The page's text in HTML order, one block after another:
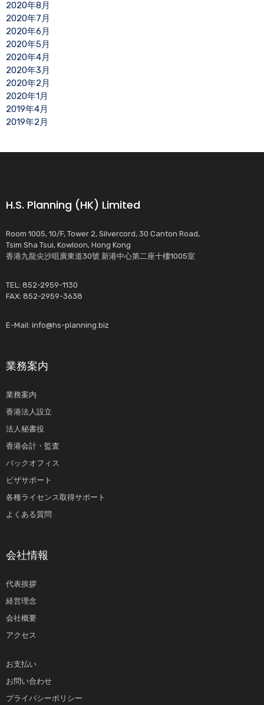
2020年8月
2020年7月
2020年6月
2020年5月
2020年4月
2020年3月
2020年2月
2020年1月
2019年4月
2019年2月
H.S. Planning (HK) Limited
Room 1005, 10/F, Tower 2, Silvercord, 30 Canton Road,
Tsim Sha Tsui, Kowloon, Hong Kong
香港九龍尖沙咀廣東道30號 新港中心第二座十樓1005室
TEL: 852-2959-1130
FAX: 852-2959-3638
E-Mail: info@hs-planning.biz
業務案内
業務案内
香港法人設立
法人秘書役
香港会計・監査
バックオフィス
ビザサポート
各種ライセンス取得サポート
よくある質問
会社情報
代表挨拶
経営理念
会社概要
アクセス
お支払い
お問い合わせ
プライバシーポリシー